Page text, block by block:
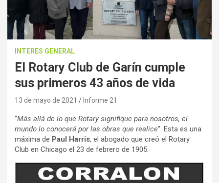
INTERES GENERAL
El Rotary Club de Garín cumple
sus primeros 43 años de vida
13 de mayo de 2021 Informe 21
“Más allá de lo que Rotary signifique para nosotros, el
mundo lo conocerá por las obras que realice”. Esta es una
máxima de Paul Harris, el abogado que creó el Rotary
Club en Chicago el 23 de febrero de 1905.